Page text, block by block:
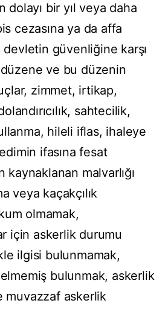
dolayı bir yıl veya daha
cezasına ya da affa
devletin güvenliğine karşı
ve bu düzenin
zimmet, irtikap,
sahtecilik,
hileli iflas, ihaleye
ifasına fesat
kaynaklanan malvarlığı
veya kaçakçılık
olmamak,
için askerlik durumu
ilgisi bulunmamak,
bulunmak, askerlik
muvazzaf askerlik